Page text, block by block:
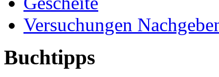
Versuchungen
Buchtipps